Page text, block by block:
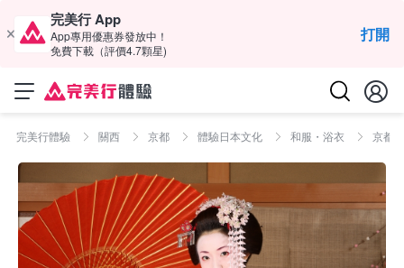
完美行 App
App專用優惠券發放中！
免費下載（評價4.7顆星)
打開
完美行體驗 關西 京都 體驗日本文化 和服・浴衣 京都